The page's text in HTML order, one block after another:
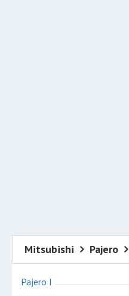
Mitsubishi Pajero
Pajero I